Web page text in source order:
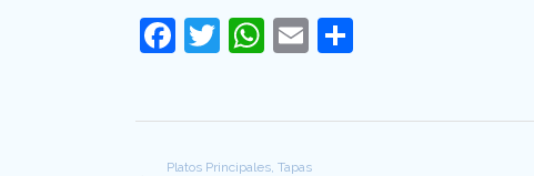
Facebook
Twitter
WhatsApp
Email
Platos Principales, Tapas